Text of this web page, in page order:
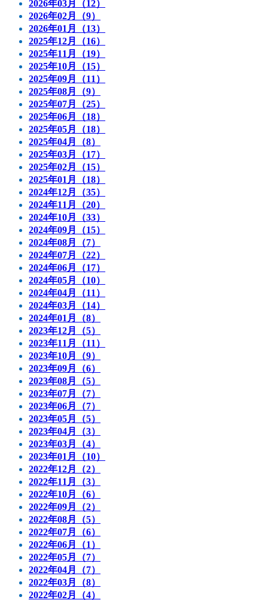
2026年03月（12）
2026年02月（9）
2026年01月（13）
2025年12月（16）
2025年11月（19）
2025年10月（15）
2025年09月（11）
2025年08月（9）
2025年07月（25）
2025年06月（18）
2025年05月（18）
2025年04月（8）
2025年03月（17）
2025年02月（15）
2025年01月（18）
2024年12月（35）
2024年11月（20）
2024年10月（33）
2024年09月（15）
2024年08月（7）
2024年07月（22）
2024年06月（17）
2024年05月（10）
2024年04月（11）
2024年03月（14）
2024年01月（8）
2023年12月（5）
2023年11月（11）
2023年10月（9）
2023年09月（6）
2023年08月（5）
2023年07月（7）
2023年06月（7）
2023年05月（5）
2023年04月（3）
2023年03月（4）
2023年01月（10）
2022年12月（2）
2022年11月（3）
2022年10月（6）
2022年09月（2）
2022年08月（5）
2022年07月（6）
2022年06月（1）
2022年05月（7）
2022年04月（7）
2022年03月（8）
2022年02月（4）